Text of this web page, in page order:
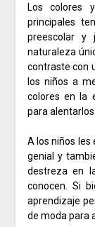
Los colores
principales
preescolar y
naturaleza
contraste con
los niños a
colores en la
para
A los niños les
genial y
destreza en
conocen. Si
aprendizaje
de moda para